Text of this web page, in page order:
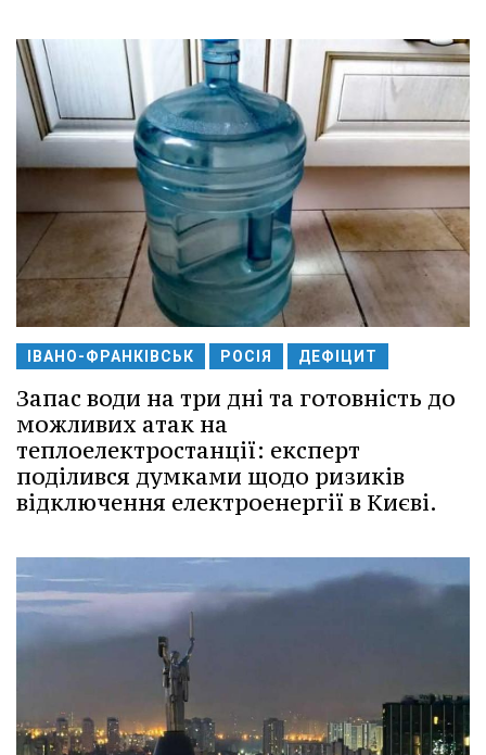
ІВАНО-ФРАНКІВСЬК РОСІЯ ДЕФІЦИТ
Запас води на три дні та готовність до
можливих атак на
теплоелектростанції: експерт
поділився думками щодо ризиків
відключення електроенергії в Києві.